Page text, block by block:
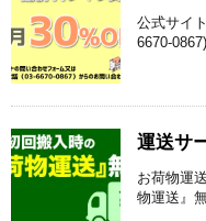
公式サイ
6670-
運送サ
お荷物運
物運送』